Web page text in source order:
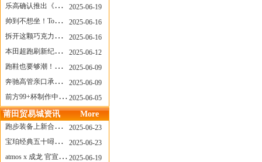
乐高确认推出《哥斯拉》积木，这设计也太酷了！
2025-06-19
帅到不想坐！Tom Sachs x Helinox 这把露营椅太炸了
2025-06-16
拆开这颗巧克力，居然是皮卡丘？
2025-06-16
本田超跑刷新纪录了！700万元成交价
2025-06-12
跑鞋也要够潮！昂跑 x Slam Jam 联名即将发售
2025-06-09
奔驰高管亲口承认：电动G级，完全失败了！
2025-06-09
前方99+杯制作中！「爷爷不泡茶」苹果狗、桃桃喵，今夏顶流潮饮！
2025-06-05
莆田贸易城资讯 More
跑步装备上新合集，最近有什么可以关注的呢？
2025-06-23
宝珀经典五十噚家族再添新员 适配所有腕围的38mm小表径腕表亮相
2025-06-23
atmos x 成龙 官宣，《警察故事》联名短袖公布！
2025-06-19